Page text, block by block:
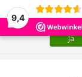
9,4Wij slaan cookies
Ja